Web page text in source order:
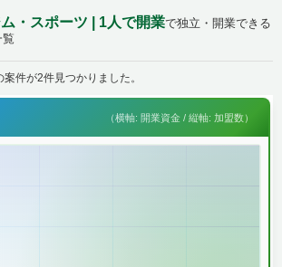
・スポーツ | 1人で開業で独立・開業できる
件が2件見つかりました。
（横軸: 開業資金 / 縦軸: 加盟数）